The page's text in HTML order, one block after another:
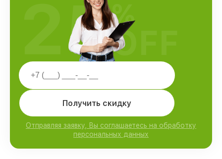
Получить скидку
Отправляя заявку, Вы соглашаетесь на обработку
персональных данных
25%
OFF